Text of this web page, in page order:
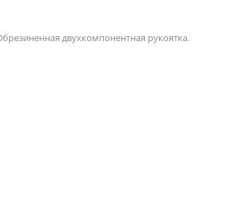
двухкомпонентная рукоятка.